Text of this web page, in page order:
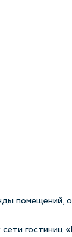
помещений,
гостиниц